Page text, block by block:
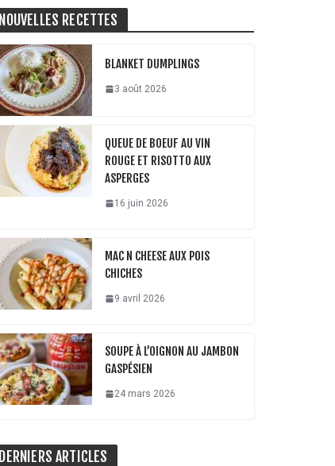
NOUVELLES RECETTES
BLANKET DUMPLINGS
3 août 2026
QUEUE DE BOEUF AU VIN
ROUGE ET RISOTTO AUX
ASPERGES
16 juin 2026
MAC N CHEESE AUX POIS
CHICHES
9 avril 2026
SOUPE À L’OIGNON AU JAMBON
GASPÉSIEN
24 mars 2026
DERNIERS ARTICLES